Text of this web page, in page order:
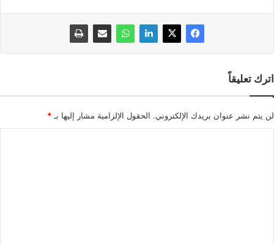
اترك تعليقاً
لن يتم نشر عنوان بريدك الإلكتروني. الحقول الإلزامية مشار إليها بـ*